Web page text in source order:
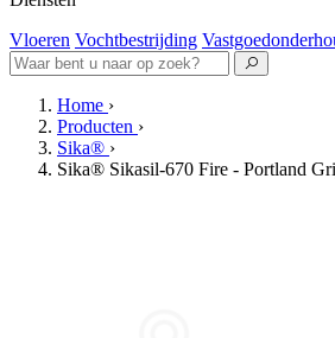
Vloeren Vochtbestrijding
Home ›
Producten ›
Sika® ›
Sika® Sikasil-670 Fire - Portland